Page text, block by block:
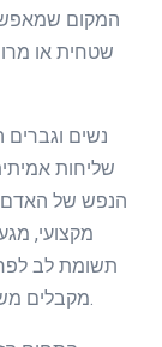
המקום
שטחית או
נשים
שליחות
הנפש של האדם
מקצועי,
תשומת לב
מקבלים משמעות חדשה בתוך החוויה הרכה והחושנית הזו.